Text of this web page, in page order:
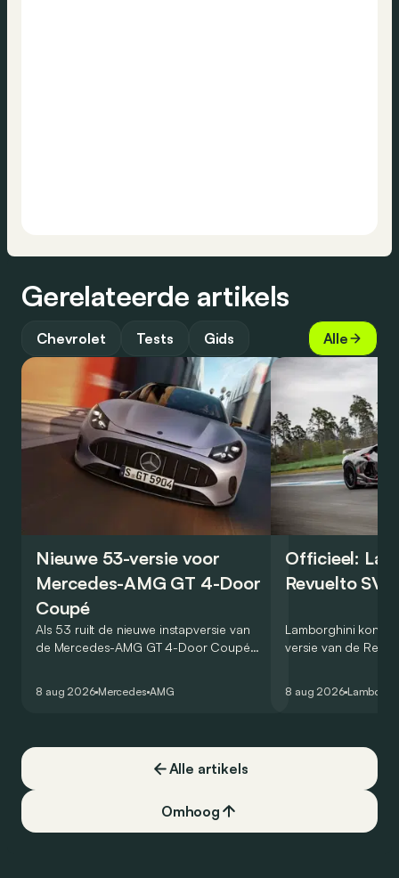
Gerelateerde artikels
Chevrolet Tests Gids Alle
Nieuwe 53-versie voor
Mercedes-AMG GT 4-Door
Coupé
Als 53 ruilt de nieuwe instapversie van
de Mercedes-AMG GT 4-Door Coupé
8 aug 2026 Mercedes AMG
Officieel:
Revuelto SV
Lamborghini
versie van de
een record voor
8 aug 2026
Alle artikels
Omhoog